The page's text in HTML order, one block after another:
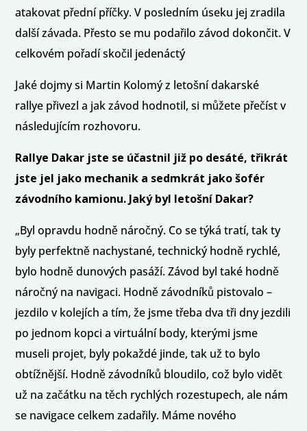
atakovat přední příčky. V posledním úseku jej zradila
další závada. Přesto se mu podařilo závod dokončit. V
celkovém pořadí skočil jedenáctý
Jaké dojmy si Martin Kolomý z letošní dakarské
rallye přivezl a jak závod hodnotil, si můžete přečíst v
následujícím rozhovoru.
Rallye Dakar jste se účastnil již po desáté, třikrát
jste jel jako mechanik a sedmkrát jako šofér
závodního kamionu. Jaký byl letošní Dakar?
„Byl opravdu hodně náročný. Co se týká tratí, tak ty
byly perfektně nachystané, technický hodně rychlé,
bylo hodně dunových pasáží. Závod byl také hodně
náročný na navigaci. Hodně závodníků pistovalo –
jezdilo v kolejích a tím, že jsme třeba dva tři dny jezdili
po jednom kopci a virtuální body, kterými jsme
museli projet, byly pokaždé jinde, tak už to bylo
obtížnější. Hodně závodníků bloudilo, což bylo vidět
už na začátku na těch rychlých rozestupech, ale nám
se navigace celkem zadařily. Máme nového